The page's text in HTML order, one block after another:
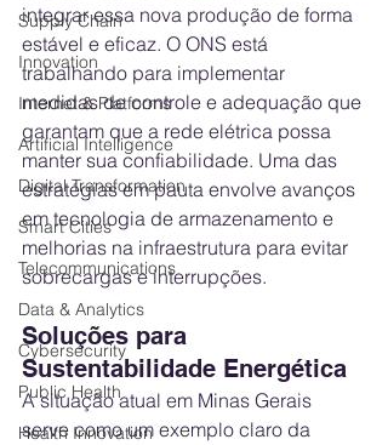
Supply Chain
Innovation
Internet & Platforms
Artificial Intelligence
Digital Transformation
Smart Cities
Telecommunications
Data & Analytics
Cybersecurity
Public Health
Health Innovation
integrar essa nova produção de forma
estável e eficaz. O ONS está
trabalhando para implementar
medidas de controle e adequação que
garantam que a rede elétrica possa
manter sua confiabilidade. Uma das
estratégias em pauta envolve avanços
em tecnologia de armazenamento e
melhorias na infraestrutura para evitar
sobrecargas e interrupções.
Soluções para
Sustentabilidade Energética
A situação atual em Minas Gerais
serve como um exemplo claro da